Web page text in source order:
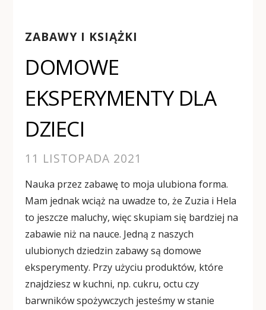
ZABAWY I KSIĄŻKI
DOMOWE
EKSPERYMENTY DLA
DZIECI
11 LISTOPADA 2021
Nauka przez zabawę to moja ulubiona forma.
Mam jednak wciąż na uwadze to, że Zuzia i Hela
to jeszcze maluchy, więc skupiam się bardziej na
zabawie niż na nauce. Jedną z naszych
ulubionych dziedzin zabawy są domowe
eksperymenty. Przy użyciu produktów, które
znajdziesz w kuchni, np. cukru, octu czy
barwników spożywczych jesteśmy w stanie